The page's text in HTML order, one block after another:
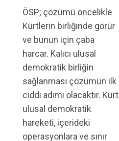
ÖSP; çözümü öncelikle
Kürtlerin birliğinde görür
ve bunun için çaba
harcar. Kalıcı ulusal
demokratik birliğin
sağlanması çözümün ilk
ciddi adımı olacaktır. Kürt
ulusal demokratik
hareketi, içerideki
operasyonlara ve sınır